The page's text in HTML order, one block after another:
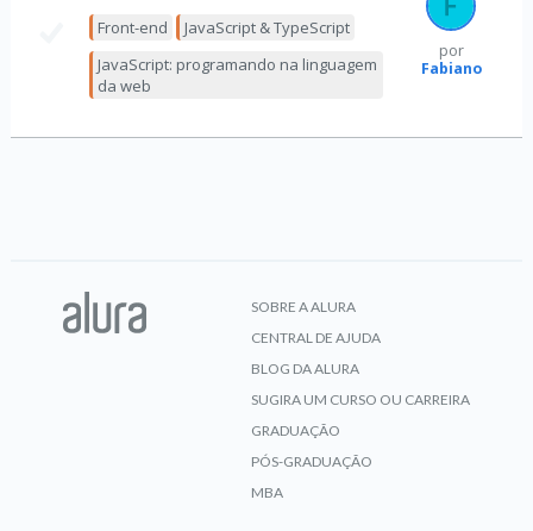
Front-end
JavaScript & TypeScript
JavaScript: programando na linguagem
da web
por
Fabiano
SOBRE A ALURA
CENTRAL DE AJUDA
BLOG DA ALURA
SUGIRA UM CURSO OU CARREIRA
GRADUAÇÃO
PÓS-GRADUAÇÃO
MBA